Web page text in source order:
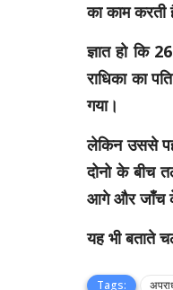
का काम करती
ज्ञात हो कि
राधिका का
गया।
लेकिन उससे
दोनो के बीच
आगे और जाँच के
यह भी बताते
Tags: